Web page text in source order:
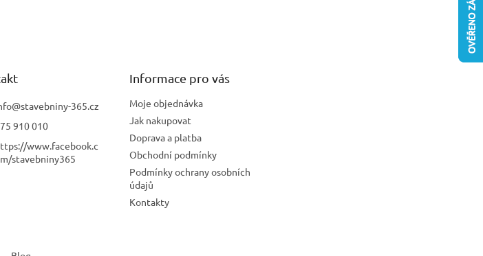
@stavebniny-365.cz
910 010
www.facebook.c
stavebniny365
Informace pro vás
Moje objednávka
Jak nakupovat
Doprava a platba
Obchodní podmínky
Podmínky ochrany osobních
údajů
Kontakty